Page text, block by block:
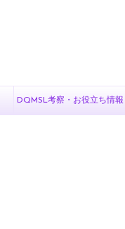
DQMSL考察・お役立ち情報